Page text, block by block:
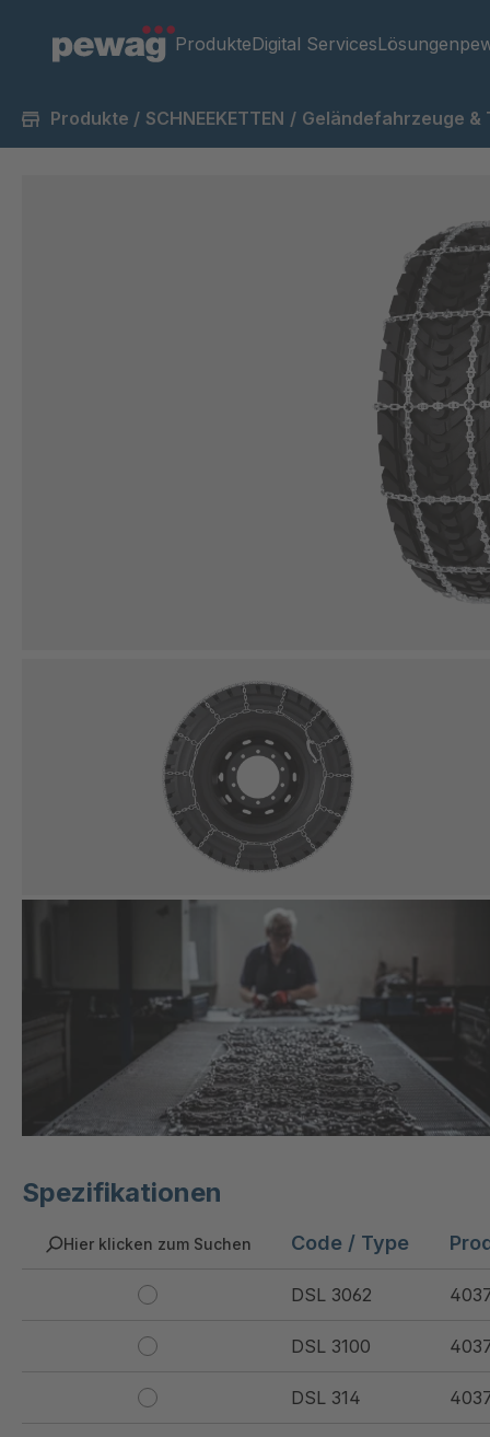
ProdukteDigital ServicesLösungen
Produkte / SCHNEEKETTEN / Geländefahrzeuge &
Spezifikationen
Hier klicken zum Suchen Code / Type
DSL 3062
DSL 3100
DSL 314